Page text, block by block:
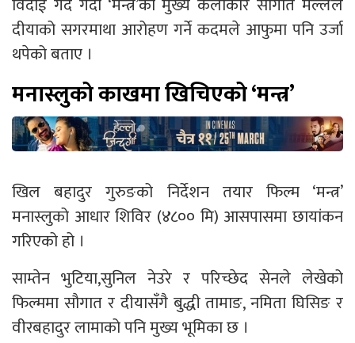
दीयाको सगरमाथा आरोहण गर्ने कदमले आफुमा पनि उर्जा
थपेको बताए ।
मनास्लुको काखमा खिचिएको ‘मन्त्र’
खिल बहादुर गुरुङको निर्देशन तयार फिल्म ‘मन्त्र’
मनास्लुको आधार शिविर (४८०० मि) आसपासमा छायांकन
गरिएको हो ।
साम्तेन भुटिया,सुनिल नेउरे र परिच्छेद सेनले लेखेको
फिल्ममा सौगात र दीयासँगै बुद्धी तामाङ, नमिता घिसिङ र
वीरबहादुर लामाको पनि मुख्य भूमिका छ ।